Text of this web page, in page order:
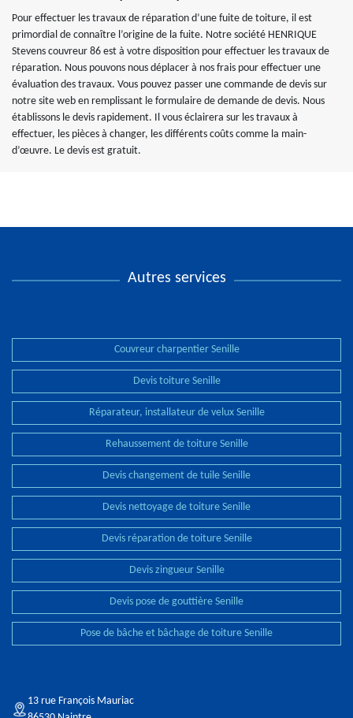
Pour effectuer les travaux de réparation d’une fuite de toiture, il est
primordial de connaître l’origine de la fuite. Notre société HENRIQUE
Stevens couvreur 86 est à votre disposition pour effectuer les travaux de
réparation. Nous pouvons nous déplacer à nos frais pour effectuer une
évaluation des travaux. Vous pouvez passer une commande de devis sur
notre site web en remplissant le formulaire de demande de devis. Nous
établissons le devis rapidement. Il vous éclairera sur les travaux à
effectuer, les pièces à changer, les différents coûts comme la main-
d’œuvre. Le devis est gratuit.
Autres services
Couvreur charpentier Senille
Devis toiture Senille
Réparateur, installateur de velux Senille
Rehaussement de toiture Senille
Devis changement de tuile Senille
Devis nettoyage de toiture Senille
Devis réparation de toiture Senille
Devis zingueur Senille
Devis pose de gouttière Senille
Pose de bâche et bâchage de toiture Senille
13 rue François Mauriac